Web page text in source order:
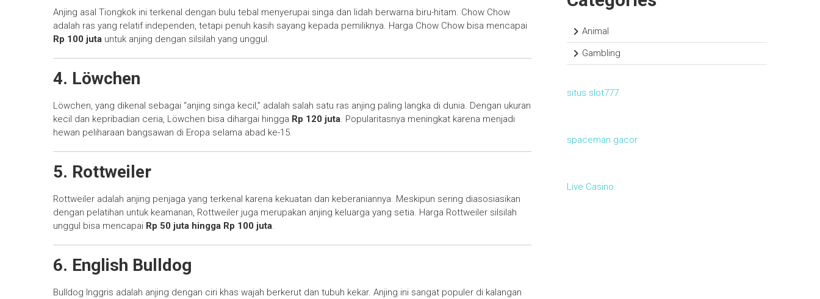
Anjing asal Tiongkok ini terkenal dengan bulu tebal menyerupai singa dan lidah berwarna biru-hitam. Chow Chow
adalah ras yang relatif independen, tetapi penuh kasih sayang kepada pemiliknya. Harga Chow Chow bisa mencapai
Rp 100 juta untuk anjing dengan silsilah yang unggul.
4. Löwchen
Löwchen, yang dikenal sebagai “anjing singa kecil,” adalah salah satu ras anjing paling langka di dunia. Dengan ukuran
kecil dan kepribadian ceria, Löwchen bisa dihargai hingga Rp 120 juta. Popularitasnya meningkat karena menjadi
hewan peliharaan bangsawan di Eropa selama abad ke-15.
5. Rottweiler
Rottweiler adalah anjing penjaga yang terkenal karena kekuatan dan keberaniannya. Meskipun sering diasosiasikan
dengan pelatihan untuk keamanan, Rottweiler juga merupakan anjing keluarga yang setia. Harga Rottweiler silsilah
unggul bisa mencapai Rp 50 juta hingga Rp 100 juta.
6. English Bulldog
Bulldog Inggris adalah anjing dengan ciri khas wajah berkerut dan tubuh kekar. Anjing ini sangat populer di kalangan
Animal
Gambling
situs slot777
spaceman gacor
Live Casino